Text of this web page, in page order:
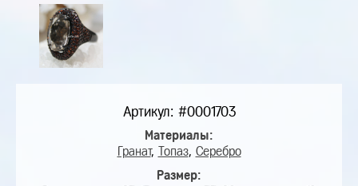
Артикул: #0001703
Материалы:
Гранат, Топаз, Серебро
Размер: